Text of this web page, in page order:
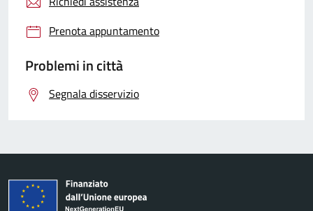
Prenota appuntamento
Problemi in città
Segnala disservizio